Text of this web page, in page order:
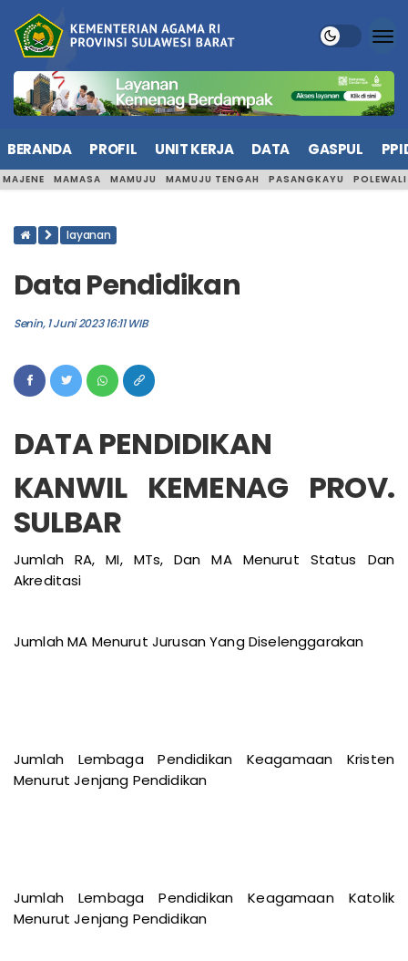
BERANDA PROFIL UNIT KERJA DATA GASPUL
MAJENE MAMASA MAMUJU MAMUJU TENGAH PASANGKAYU
layanan
Data Pendidikan
Senin, 1 Juni 2023 16:11 WIB
DATA PENDIDIKAN
KANWIL KEMENAG PROV.
SULBAR
Jumlah RA, MI, MTs, Dan MA Menurut Status Dan
Akreditasi
Jumlah MA Menurut Jurusan Yang Diselenggarakan
Jumlah Lembaga Pendidikan Keagamaan Kristen
Menurut Jenjang Pendidikan
Jumlah Lembaga Pendidikan Keagamaan Katolik
Menurut Jenjang Pendidikan